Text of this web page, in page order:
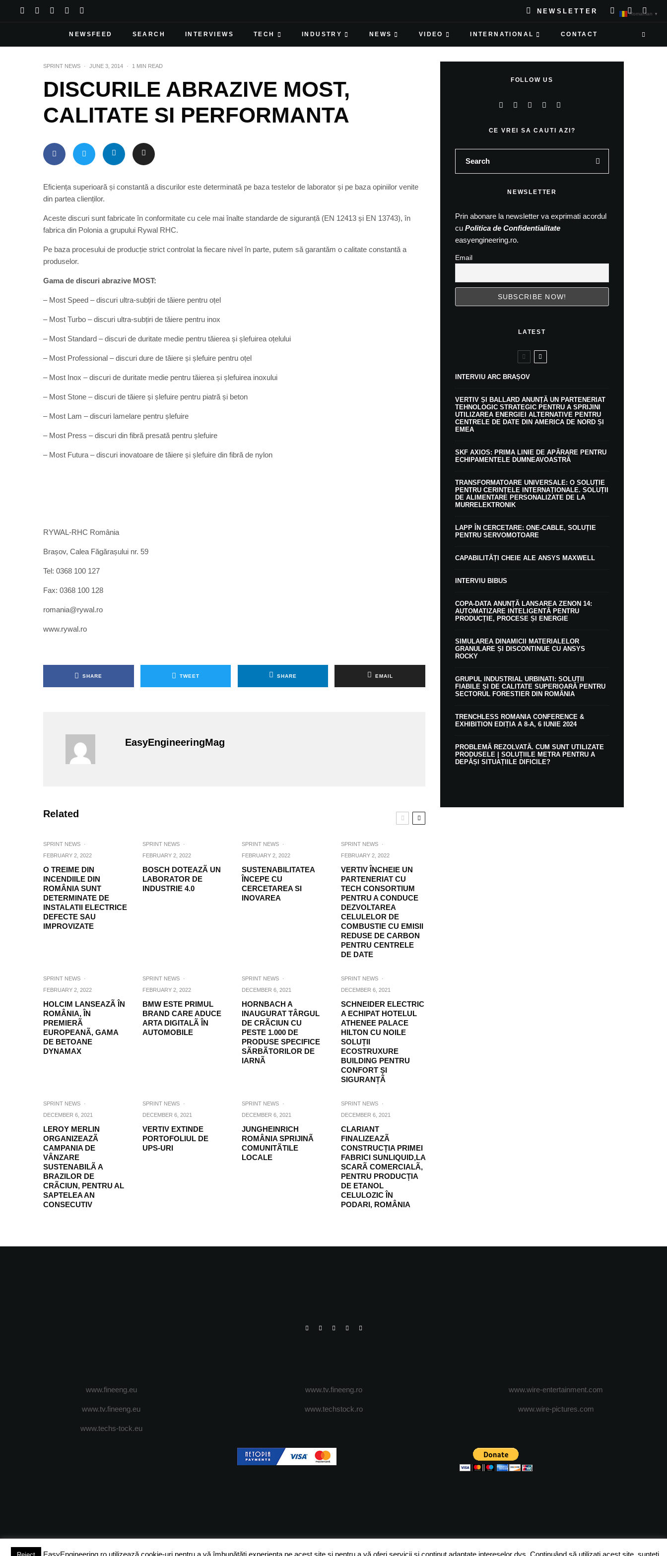
NEWSLETTER
NEWSFEED SEARCH INTERVIEWS TECH INDUSTRY NEWS VIDEO INTERNATIONAL CONTACT
SPRINT NEWS · JUNE 3, 2014 · 1 MIN READ
DISCURILE ABRAZIVE MOST,
CALITATE SI PERFORMANTA
Eficiența superioară și constantă a discurilor este determinată pe baza testelor de laborator și pe baza opiniilor venite
din partea clienților.
Aceste discuri sunt fabricate în conformitate cu cele mai înalte standarde de siguranță (EN 12413 și EN 13743), în
fabrica din Polonia a grupului Rywal RHC.
Pe baza procesului de producție strict controlat la fiecare nivel în parte, putem să garantăm o calitate constantă a
produselor.
Gama de discuri abrazive MOST:
– Most Speed – discuri ultra-subțiri de tăiere pentru oțel
– Most Turbo – discuri ultra-subțiri de tăiere pentru inox
– Most Standard – discuri de duritate medie pentru tăierea și șlefuirea oțelului
– Most Professional – discuri dure de tăiere și șlefuire pentru oțel
– Most Inox – discuri de duritate medie pentru tăierea și șlefuirea inoxului
– Most Stone – discuri de tăiere și șlefuire pentru piatră și beton
– Most Lam – discuri lamelare pentru șlefuire
– Most Press – discuri din fibră presată pentru șlefuire
– Most Futura – discuri inovatoare de tăiere și șlefuire din fibră de nylon
RYWAL-RHC România
Brașov, Calea Făgărașului nr. 59
Tel: 0368 100 127
Fax: 0368 100 128
romania@rywal.ro
www.rywal.ro
SHARE TWEET SHARE EMAIL
EasyEngineeringMag
Related
SPRINT NEWS
·
FEBRUARY 2, 2022
O TREIME DIN
INCENDIILE DIN
ROMÂNIA SUNT
DETERMINATE DE
INSTALATII ELECTRICE
DEFECTE SAU
IMPROVIZATE
SPRINT NEWS
·
FEBRUARY 2, 2022
BOSCH DOTEAZÃ UN
LABORATOR DE
INDUSTRIE 4.0
SPRINT NEWS
·
FEBRUARY 2, 2022
SUSTENABILITATEA
ÎNCEPE CU
CERCETAREA SI
INOVAREA
SPRINT NEWS
·
FEBRUARY 2, 2022
VERTIV ÎNCHEIE UN
PARTENERIAT CU
TECH CONSORTIUM
PENTRU A CONDUCE
DEZVOLTAREA
CELULELOR DE
COMBUSTIE CU EMISII
REDUSE DE CARBON
PENTRU CENTRELE
DE DATE
SPRINT NEWS
·
FEBRUARY 2, 2022
HOLCIM LANSEAZÃ ÎN
ROMÂNIA, ÎN
PREMIERÃ
EUROPEANÃ, GAMA
DE BETOANE
DYNAMAX
SPRINT NEWS
·
FEBRUARY 2, 2022
BMW ESTE PRIMUL
BRAND CARE ADUCE
ARTA DIGITALÃ ÎN
AUTOMOBILE
SPRINT NEWS
·
DECEMBER 6, 2021
HORNBACH A
INAUGURAT TÂRGUL
DE CRÃCIUN CU
PESTE 1.000 DE
PRODUSE SPECIFICE
SÃRBÃTORILOR DE
IARNÃ
SPRINT NEWS
·
DECEMBER 6, 2021
SCHNEIDER ELECTRIC
A ECHIPAT HOTELUL
ATHENEE PALACE
HILTON CU NOILE
SOLUȚII
ECOSTRUXURE
BUILDING PENTRU
CONFORT ȘI
SIGURANȚÃ
SPRINT NEWS
·
DECEMBER 6, 2021
LEROY MERLIN
ORGANIZEAZÃ
CAMPANIA DE
VÂNZARE
SUSTENABILÃ A
BRAZILOR DE
CRÃCIUN, PENTRU AL
SAPTELEA AN
CONSECUTIV
SPRINT NEWS
·
DECEMBER 6, 2021
VERTIV EXTINDE
PORTOFOLIUL DE
UPS-URI
SPRINT NEWS
·
DECEMBER 6, 2021
JUNGHEINRICH
ROMÂNIA SPRIJINÃ
COMUNITÃTILE
LOCALE
SPRINT NEWS
·
DECEMBER 6, 2021
CLARIANT
FINALIZEAZÃ
CONSTRUCȚIA PRIMEI
FABRICI SUNLIQUID,LA
SCARÃ COMERCIALÃ,
PENTRU PRODUCȚIA
DE ETANOL
CELULOZIC ÎN
PODARI, ROMÂNIA
FOLLOW US
CE VREI SA CAUTI AZI?
NEWSLETTER
Prin abonare la newsletter va exprimati acordul
cu Politica de Confidentialitate
easyengineering.ro.
Email
LATEST
INTERVIU ARC BRAȘOV
VERTIV ȘI BALLARD ANUNȚĂ UN PARTENERIAT
TEHNOLOGIC STRATEGIC PENTRU A SPRIJINI
UTILIZAREA ENERGIEI ALTERNATIVE PENTRU
CENTRELE DE DATE DIN AMERICA DE NORD ȘI
EMEA
SKF AXIOS: PRIMA LINIE DE APĂRARE PENTRU
ECHIPAMENTELE DUMNEAVOASTRĂ
TRANSFORMATOARE UNIVERSALE: O SOLUȚIE
PENTRU CERINȚELE INTERNAȚIONALE. SOLUȚII
DE ALIMENTARE PERSONALIZATE DE LA
MURRELEKTRONIK
LAPP ÎN CERCETARE: ONE-CABLE, SOLUȚIE
PENTRU SERVOMOTOARE
CAPABILITĂȚI CHEIE ALE ANSYS MAXWELL
INTERVIU BIBUS
COPA-DATA ANUNȚĂ LANSAREA ZENON 14:
AUTOMATIZARE INTELIGENTĂ PENTRU
PRODUCȚIE, PROCESE ȘI ENERGIE
SIMULAREA DINAMICII MATERIALELOR
GRANULARE ȘI DISCONTINUE CU ANSYS
ROCKY
GRUPUL INDUSTRIAL URBINATI: SOLUȚII
FIABILE ȘI DE CALITATE SUPERIOARĂ PENTRU
SECTORUL FORESTIER DIN ROMÂNIA
TRENCHLESS ROMANIA CONFERENCE &
EXHIBITION EDIȚIA A 8-A, 6 IUNIE 2024
PROBLEMĂ REZOLVATĂ. CUM SUNT UTILIZATE
PRODUSELE | SOLUȚIILE METRA PENTRU A
DEPĂȘI SITUAȚIILE DIFICILE?
www.fineeng.eu
www.tv.fineeng.eu
www.techs-tock.eu
www.tv.fineeng.ro
www.techstock.ro
www.wire-entertainment.com
www.wire-pictures.com
EasyEngineering.ro utilizează cookie-uri pentru a vă îmbunătăți experiența pe acest site și pentru a vă oferi servicii și conținut adaptate intereselor dvs. Continuând să utilizați acest site, sunteți
Romanian ▼